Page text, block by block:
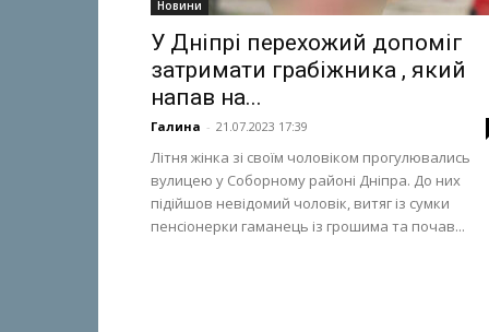
Новини
У Дніпрі перехожий допоміг
затримати грабіжника , який
напав на...
Галина - 21.07.2023 17:39
Літня жінка зі своїм чоловіком прогулювались
вулицею у Соборному районі Дніпра. До них
підійшов невідомий чоловік, витяг із сумки
пенсіонерки гаманець із грошима та почав...